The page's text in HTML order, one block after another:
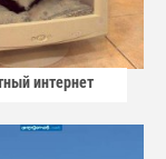
интернет